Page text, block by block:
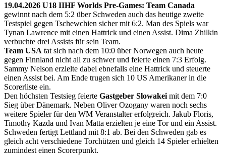
19.04.2026 U18 IIHF Worlds Pre-Games: Team Canada
gewinnt nach dem 5:2 über Schweden auch das heutige zweite
Testspiel gegen Tschewchien sicher mit 6:2. Man des Spiels war
Tynan Lawrence mit einen Hattrick und einen Assist. Dima Zhilkin
verbuchte drei Assists für sein Team.
Team USA tat sich nach dem 10:0 über Norwegen auch heute
gegen Finnland nicht all zu schwer und feierte einen 7:3 Erfolg.
Sammy Nelson erzielte dabei ebnefalls eine Hattrick und steuerte
einen Assist bei. Am Ende trugen sich 10 US Amerikaner in die
Scorerliste ein.
Den höchsten Testsieg feierte Gastgeber Slowakei mit dem 7:0
Sieg über Dänemark. Neben Oliver Ozogany waren noch sechs
weitere Spieler für den WM Veranstalter erfolgreich. Jakub Floris,
Timothy Kazda und Ivan Matta erzielten je eine Tor und ein Assist.
Schweden fertigt Lettland mit 8:1 ab. Bei den Schweden gab es
gleich acht verschiedene Torchützen und gleich 14 Spieler erhielten
zumindest einen Scorerpunkt.